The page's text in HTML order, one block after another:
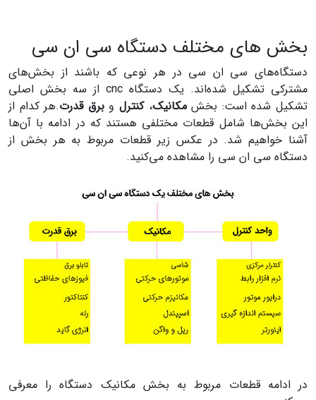
بخش های مختلف دستگاه سی ان سی
دستگاه‌های سی ان سی در هر نوعی که باشند از بخش‌های
مشترکی تشکیل شده‌اند. یک دستگاه cnc از سه بخش اصلی
تشکیل شده است: بخشمکانیک،کنترلوبرق قدرت.هر کدام از
این بخش‌ها شامل قطعات مختلفی هستند که در ادامه با آن‌ها
آشنا خواهیم شد. در عکس زیر قطعات مربوط به هر بخش از
دستگاه سی ان سی را مشاهده می‌کنید.
در ادامه قطعات مربوط به بخش مکانیک دستگاه را معرفی